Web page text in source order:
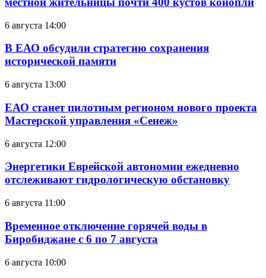
6 августа 14:00
В ЕАО обсудили стратегию сохранения
исторической памяти
6 августа 13:00
ЕАО станет пилотным регионом нового проекта
Мастерской управления «Сенеж»
6 августа 12:00
Энергетики Еврейской автономии ежедневно
отслеживают гидрологическую обстановку
6 августа 11:00
Временное отключение горячей воды в
Биробиджане с 6 по 7 августа
6 августа 10:00